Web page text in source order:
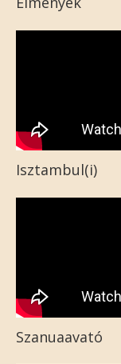
Isztambul(i)
Szanuaavató